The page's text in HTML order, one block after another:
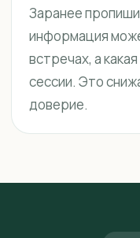
Заранее
информация
встречах, а
сессии. Это
доверие.